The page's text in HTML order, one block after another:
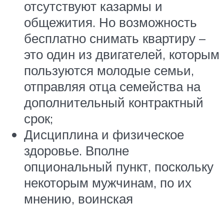
отсутствуют казармы и
общежития. Но возможность
бесплатно снимать квартиру –
это один из двигателей, которым
пользуются молодые семьи,
отправляя отца семейства на
дополнительный контрактный
срок;
Дисциплина и физическое
здоровье. Вполне
опциональный пункт, поскольку
некоторым мужчинам, по их
мнению, воинская